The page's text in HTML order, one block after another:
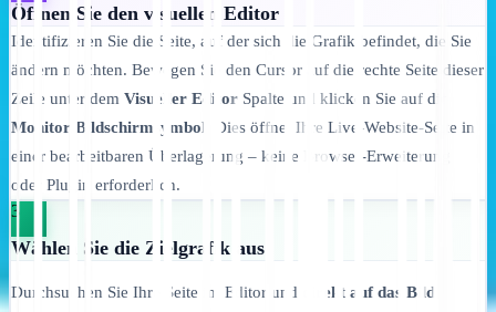
Öffnen Sie den visuellen Editor
Identifizieren Sie die Seite, auf der sich die Grafik befindet, die Sie
ändern möchten. Bewegen Sie den Cursor auf die rechte Seite dieser
Zeile unter dem Visueller Editor Spalte und klicken Sie auf die
Monitor/Bildschirmsymbol
. Dies öffnet Ihre Live-Website-Seite in
einer bearbeitbaren Überlagerung – keine Browser-Erweiterung
oder Plugin erforderlich.
3
Wählen Sie die Zielgrafik aus
Durchsuchen Sie Ihre Seite im Editor und
direkt auf das Bild